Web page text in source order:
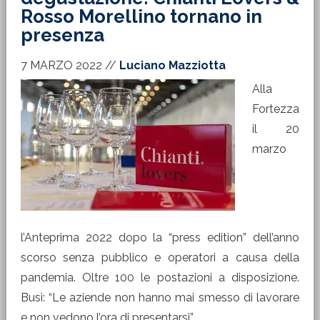
Rosso Morellino tornano in
presenza
7 MARZO 2022 // Luciano Mazziotta
Alla
Fortezza
il 20
marzo
l’Anteprima 2022 dopo la “press edition” dell’anno
scorso senza pubblico e operatori a causa della
pandemia. Oltre 100 le postazioni a disposizione.
Busi: “Le aziende non hanno mai smesso di lavorare